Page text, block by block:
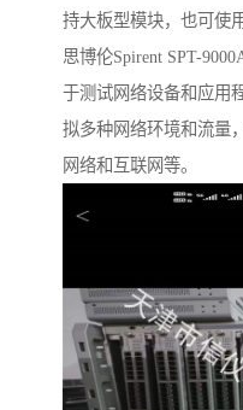
持大板型模块，也可使
思博伦Spirent SPT-
于测试网络设备和应用
拟多种网络环境和流量
网络和互联网等。